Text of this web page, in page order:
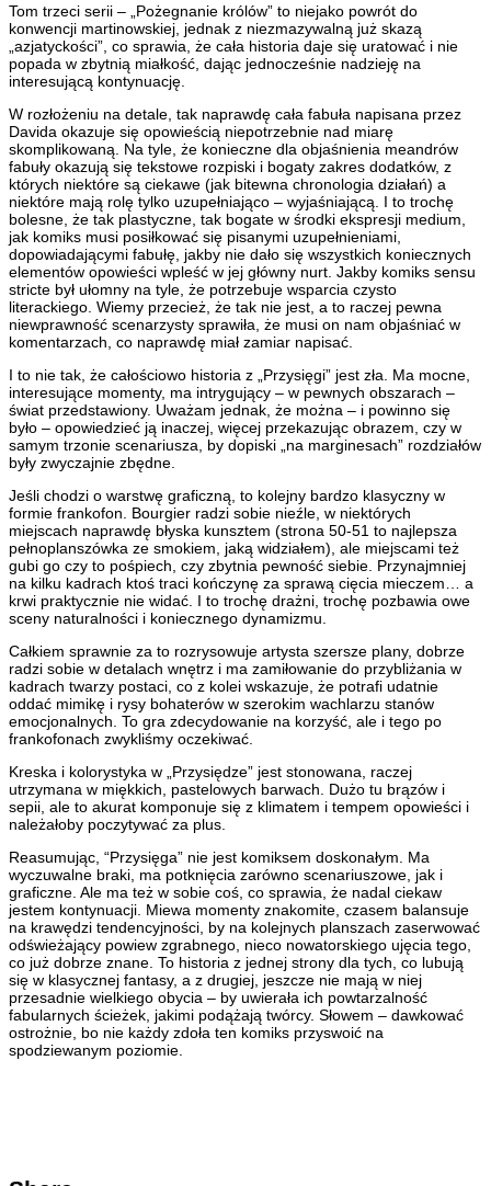
Tom trzeci serii – „Pożegnanie królów” to niejako powrót do
konwencji martinowskiej, jednak z niezmazywalną już skazą
„azjatyckości”, co sprawia, że cała historia daje się uratować i nie
popada w zbytnią miałkość, dając jednocześnie nadzieję na
interesującą kontynuację.
W rozłożeniu na detale, tak naprawdę cała fabuła napisana przez
Davida okazuje się opowieścią niepotrzebnie nad miarę
skomplikowaną. Na tyle, że konieczne dla objaśnienia meandrów
fabuły okazują się tekstowe rozpiski i bogaty zakres dodatków, z
których niektóre są ciekawe (jak bitewna chronologia działań) a
niektóre mają rolę tylko uzupełniająco – wyjaśniającą. I to trochę
bolesne, że tak plastyczne, tak bogate w środki ekspresji medium,
jak komiks musi posiłkować się pisanymi uzupełnieniami,
dopowiadającymi fabułę, jakby nie dało się wszystkich koniecznych
elementów opowieści wpleść w jej główny nurt. Jakby komiks sensu
stricte był ułomny na tyle, że potrzebuje wsparcia czysto
literackiego. Wiemy przecież, że tak nie jest, a to raczej pewna
niewprawność scenarzysty sprawiła, że musi on nam objaśniać w
komentarzach, co naprawdę miał zamiar napisać.
I to nie tak, że całościowo historia z „Przysięgi” jest zła. Ma mocne,
interesujące momenty, ma intrygujący – w pewnych obszarach –
świat przedstawiony. Uważam jednak, że można – i powinno się
było – opowiedzieć ją inaczej, więcej przekazując obrazem, czy w
samym trzonie scenariusza, by dopiski „na marginesach” rozdziałów
były zwyczajnie zbędne.
Jeśli chodzi o warstwę graficzną, to kolejny bardzo klasyczny w
formie frankofon. Bourgier radzi sobie nieźle, w niektórych
miejscach naprawdę błyska kunsztem (strona 50-51 to najlepsza
pełnoplanszówka ze smokiem, jaką widziałem), ale miejscami też
gubi go czy to pośpiech, czy zbytnia pewność siebie. Przynajmniej
na kilku kadrach ktoś traci kończynę za sprawą cięcia mieczem… a
krwi praktycznie nie widać. I to trochę drażni, trochę pozbawia owe
sceny naturalności i koniecznego dynamizmu.
Całkiem sprawnie za to rozrysowuje artysta szersze plany, dobrze
radzi sobie w detalach wnętrz i ma zamiłowanie do przybliżania w
kadrach twarzy postaci, co z kolei wskazuje, że potrafi udatnie
oddać mimikę i rysy bohaterów w szerokim wachlarzu stanów
emocjonalnych. To gra zdecydowanie na korzyść, ale i tego po
frankofonach zwykliśmy oczekiwać.
Kreska i kolorystyka w „Przysiędze” jest stonowana, raczej
utrzymana w miękkich, pastelowych barwach. Dużo tu brązów i
sepii, ale to akurat komponuje się z klimatem i tempem opowieści i
należałoby poczytywać za plus.
Reasumując, “Przysięga” nie jest komiksem doskonałym. Ma
wyczuwalne braki, ma potknięcia zarówno scenariuszowe, jak i
graficzne. Ale ma też w sobie coś, co sprawia, że nadal ciekaw
jestem kontynuacji. Miewa momenty znakomite, czasem balansuje
na krawędzi tendencyjności, by na kolejnych planszach zaserwować
odświeżający powiew zgrabnego, nieco nowatorskiego ujęcia tego,
co już dobrze znane. To historia z jednej strony dla tych, co lubują
się w klasycznej fantasy, a z drugiej, jeszcze nie mają w niej
przesadnie wielkiego obycia – by uwierała ich powtarzalność
fabularnych ścieżek, jakimi podążają twórcy. Słowem – dawkować
ostrożnie, bo nie każdy zdoła ten komiks przyswoić na
spodziewanym poziomie.